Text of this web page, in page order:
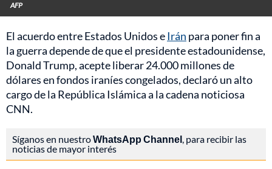
AFP
El acuerdo entre Estados Unidos eIrán para poner fin a
la guerra depende de que el presidente estadounidense,
Donald Trump, acepte liberar 24.000 millones de
dólares en fondos iraníes congelados, declaró un alto
cargo de la República Islámica a la cadena noticiosa
CNN.
Síganos en nuestroWhatsApp Channel, para recibir las
noticias de mayor interés